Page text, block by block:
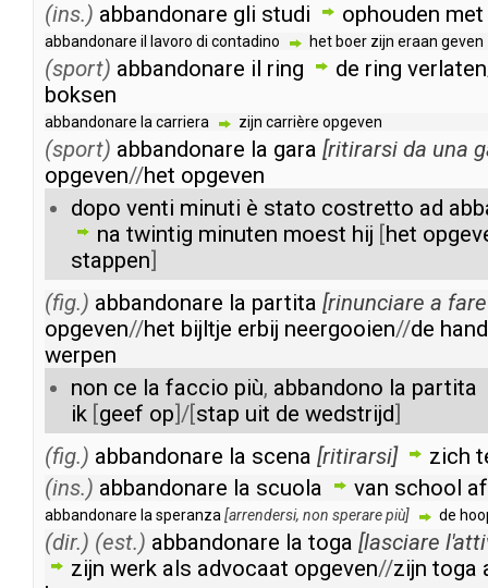
(ins.) abbandonare gli studi ophouden met
abbandonare il lavoro di contadino het boer zijn eraan geven
(sport) abbandonare il ring de ring verlaten
boksen
abbandonare la carriera zijn carrière opgeven
(sport) abbandonare la gara [ritirarsi da una
opgeven//het opgeven
dopo venti minuti è stato costretto ad
na twintig minuten moest hij [het
stappen]
(fig.) abbandonare la partita [rinunciare a fare
opgeven//het bijltje erbij neergooien//de
werpen
non ce la faccio più, abbandono la partita
ik [geef op]/[stap uit de wedstrijd]
(fig.) abbandonare la scena [ritirarsi] zich
(ins.) abbandonare la scuola van school
abbandonare la speranza [arrendersi, non sperarepiù] de
(dir.) (est.) abbandonare la toga [lasciare
zijn werk als advocaat opgeven//zijn toga